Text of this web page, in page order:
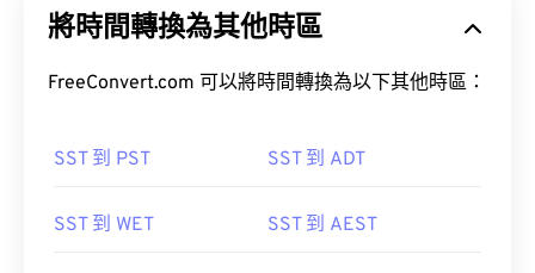
將時間轉換為其他時區
FreeConvert.com 可以將時間轉換為以下其他時區：
SST 到 PST SST 到 ADT
SST 到 WET SST 到 AEST